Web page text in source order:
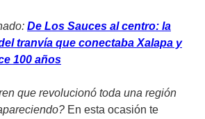
De Los Sauces al centro: la
tranvía que conectaba Xalapa y
100 años
que revolucionó toda una región
En esta ocasión te